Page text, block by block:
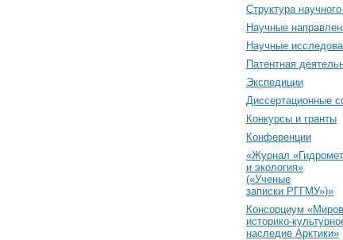
Cтруктура
Научные
Научные
Патентная
Экспедиции
Диссертационные
Конкурсы и гранты
Конференции
«Журнал
и экология»
(«Ученые
записки РГГМУ»)»
Консорциум
историко-
наследие Арктики»